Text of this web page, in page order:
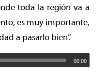
toda la región va a
es muy importante,
a pasarlo bien”.
00:00